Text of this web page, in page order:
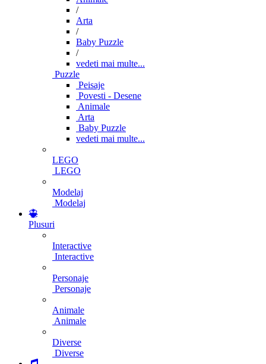
/
Arta
/
Baby Puzzle
/
vedeti mai multe...
Puzzle
Peisaje
Povesti - Desene
Animale
Arta
Baby Puzzle
vedeti mai multe...
LEGO
LEGO
Modelaj
Modelaj
Plusuri
Interactive
Interactive
Personaje
Personaje
Animale
Animale
Diverse
Diverse